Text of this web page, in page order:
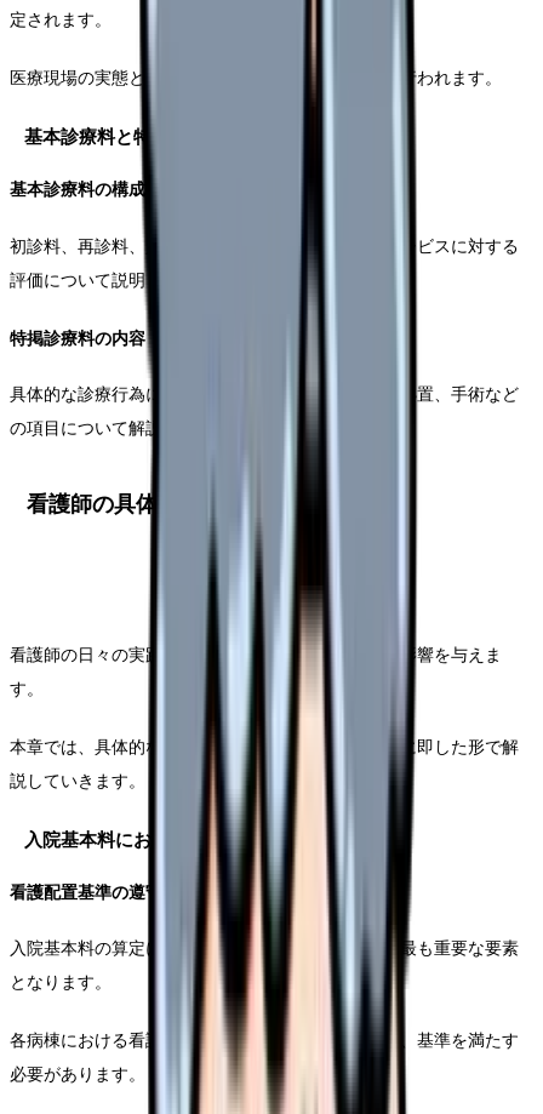
定されます。
医療現場の実態と社会的なニーズを反映した改定が行われます。
基本診療料と特掲診療料
基本診療料の構成
初診料、再診料、入院基本料などの基本的な医療サービスに対する
評価について説明します。
特掲診療料の内容
具体的な診療行為に対する評価として、各種検査、処置、手術など
の項目について解説します。
看護師の具体的役割と実践
看護師の日々の実践は、診療報酬の算定に直接的な影響を与えま
す。
本章では、具体的な役割と実践方法について、実務に即した形で解
説していきます。
入院基本料における看護師の役割
看護配置基準の遵守
入院基本料の算定において、看護配置基準の遵守は最も重要な要素
となります。
各病棟における看護職員の配置状況を適切に管理し、基準を満たす
必要があります。